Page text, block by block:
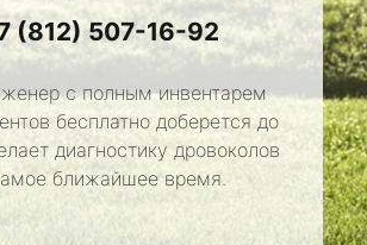
(812) 507-16-92
с полным инвентарем
бесплатно доберется до
диагностику дровоколов
ближайшее время.